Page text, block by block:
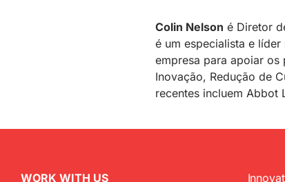
Colin Nelson é Diretor
é um especialista e
empresa para apoiar
Inovação, Redução de
recentes incluem Abbot
WORK WITH US